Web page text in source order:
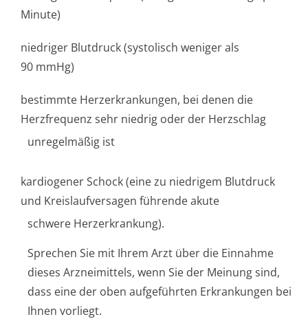
Minute)
niedriger Blutdruck (systolisch weniger als
90 mmHg)
bestimmte Herzerkrankungen, bei denen die
Herzfrequenz sehr niedrig oder der Herzschlag
unregelmäßig ist
kardiogener Schock (eine zu niedrigem Blutdruck
und Kreislaufversagen führende akute
schwere Herzerkrankung).
Sprechen Sie mit Ihrem Arzt über die Einnahme
dieses Arzneimittels, wenn Sie der Meinung sind,
dass eine der oben aufgeführten Erkrankungen bei
Ihnen vorliegt.